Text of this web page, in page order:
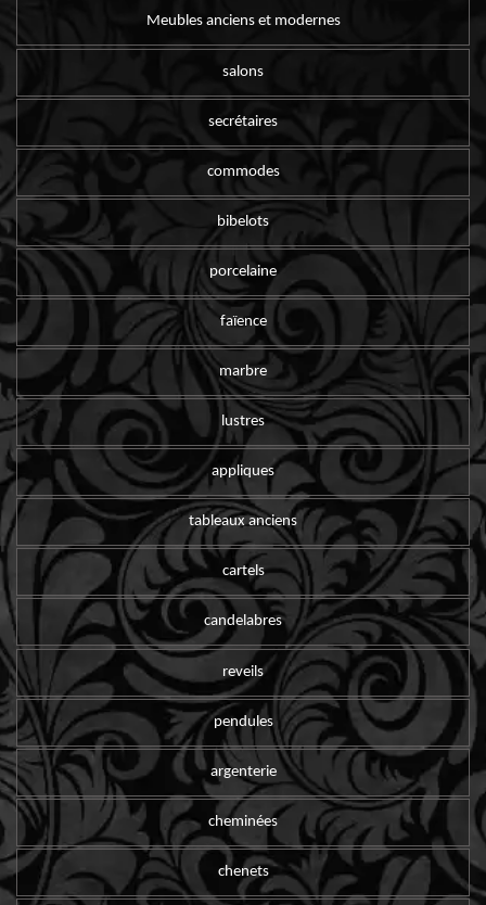
Meubles anciens et modernes
salons
secrétaires
commodes
bibelots
porcelaine
faïence
marbre
lustres
appliques
tableaux anciens
cartels
candelabres
reveils
pendules
argenterie
cheminées
chenets